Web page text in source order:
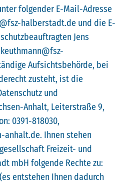
folgender E-Mail-Adresse
halberstadt.de und die E-
Jens
Aufsichtsbehörde, bei
zusteht, ist die
und
Anhalt, Leiterstraße 9,
0391-818030,
Ihnen stehen
Freizeit- und
mbH folgende Rechte zu:
entstehen Ihnen dadurch